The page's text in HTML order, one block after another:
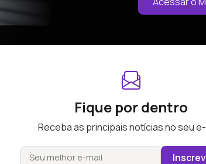
Fique por dentro
Receba as principais notícias no seu